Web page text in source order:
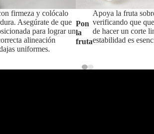
firmeza y colócalo
Asegúrate de que
para lograr un
alineación
uniformes.
Pon
la
fruta
Apoya la fruta
verificando que
de hacer un corte
estabilidad es